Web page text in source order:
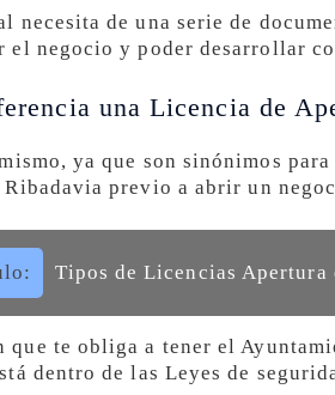
necesita de una serie de
el negocio y poder desarrollar
una Licencia de
ya que son sinónimos
previo a abrir un
Tipos de Licencias Apertura
que te obliga a tener el
dentro de las Leyes de